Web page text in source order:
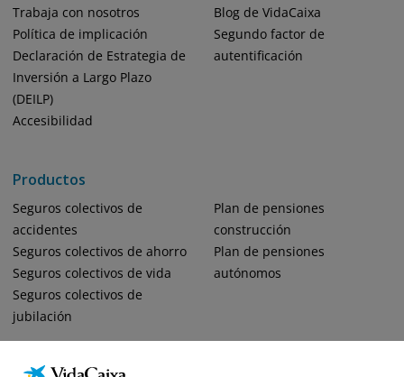
Trabaja con nosotros
Política de implicación
Declaración de Estrategia de
Inversión a Largo Plazo
(DEILP)
Accesibilidad
Productos
Seguros colectivos de
accidentes
Seguros colectivos de ahorro
Seguros colectivos de vida
Seguros colectivos de
jubilación
Plan de pensiones
construcción
Plan de pensiones
autónomos
Blog de VidaCaixa
Segundo factor de
autentificación